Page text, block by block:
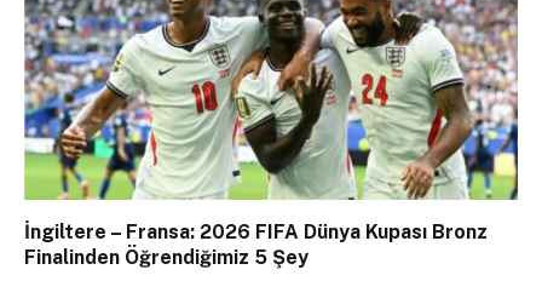
İngiltere – Fransa: 2026 FIFA Dünya Kupası Bronz
Finalinden Öğrendiğimiz 5 Şey